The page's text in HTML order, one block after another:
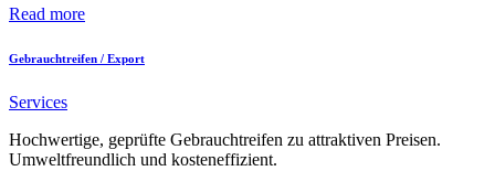
Read more
Gebrauchtreifen / Export
Services
Hochwertige, geprüfte Gebrauchtreifen zu attraktiven Preisen.
Umweltfreundlich und kosteneffizient.